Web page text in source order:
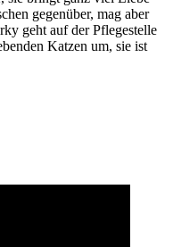
gegenüber, mag aber
geht auf der Pflegestelle
Katzen um, sie ist